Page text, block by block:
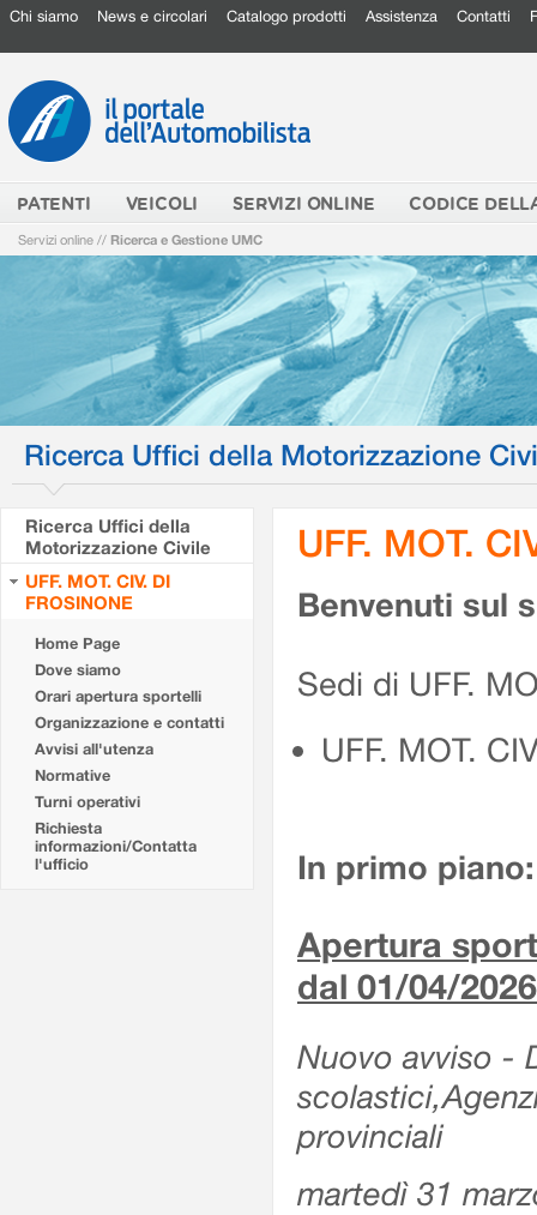
Chi siamo News e circolari Catalogo prodotti Assistenza Contatti
PATENTI VEICOLI SERVIZI ONLINE CODICE
Servizi online // Ricerca e Gestione UMC
Ricerca Uffici della Motorizzazione
Ricerca Uffici della
Motorizzazione Civile
UFF. MOT. CIV. DI
FROSINONE
Home Page
Dove siamo
Orari apertura sportelli
Organizzazione e contatti
Avvisi all'utenza
Normative
Turni operativi
Richiesta
informazioni/Contatta
l'ufficio
UFF. MOT.
Benvenuti sul
Sedi di UFF.
UFF. MOT.
In primo piano:
Apertura
dal 01/04/2026
Nuovo avviso -
provinciali
martedì 31